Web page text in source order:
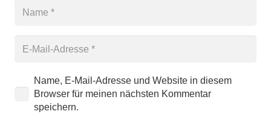
Name, E-Mail-Adresse und Website in diesem
Browser für meinen nächsten Kommentar
speichern.